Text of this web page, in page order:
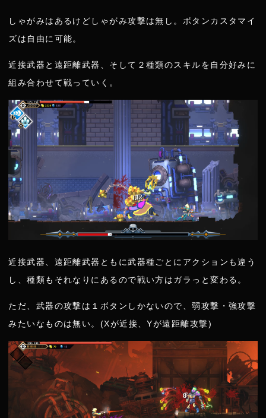
しゃがみはあるけどしゃがみ攻撃は無し。ボタンカスタマイ
ズは自由に可能。
近接武器と遠距離武器、そして２種類のスキルを自分好みに
組み合わせて戦っていく。
近接武器、遠距離武器ともに武器種ごとにアクションも違う
し、種類もそれなりにあるので戦い方はガラっと変わる。
ただ、武器の攻撃は１ボタンしかないので、弱攻撃・強攻撃
みたいなものは無い。(Xが近接、Yが遠距離攻撃)